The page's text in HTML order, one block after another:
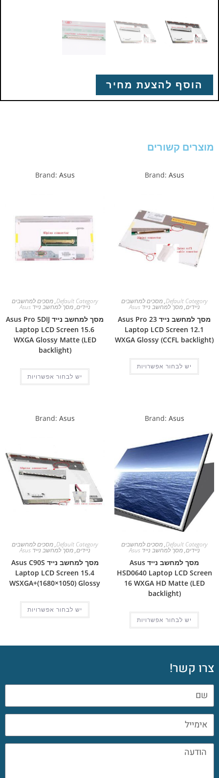
הוסף להצעת מחיר
מוצרים קשורים
Brand: Asus
Default Category
,מסכים למחשבים
ניידים,מסך למחשב נייד Asus
מסך למחשב נייד Asus Pro 23
Laptop LCD Screen 12.1
WXGA Glossy (CCFL backlight)
יש לבחור אפשרויות
Brand: Asus
Default Category
,מסכים למחשבים
ניידים,מסך למחשב נייד Asus
מסך למחשב נייד Asus Pro 5DIJ
Laptop LCD Screen 15.6
WXGA Glossy Matte (LED
backlight)
יש לבחור אפשרויות
Brand: Asus
Default Category
,מסכים למחשבים
ניידים,מסך למחשב נייד Asus
מסך למחשב נייד Asus
HSD0640 Laptop LCD Screen
16 WXGA HD Matte (LED
backlight)
יש לבחור אפשרויות
Brand: Asus
Default Category
,מסכים למחשבים
ניידים,מסך למחשב נייד Asus
מסך למחשב נייד Asus C90S
Laptop LCD Screen 15.4
WSXGA+(1680×1050) Glossy
יש לבחור אפשרויות
צרו קשר!